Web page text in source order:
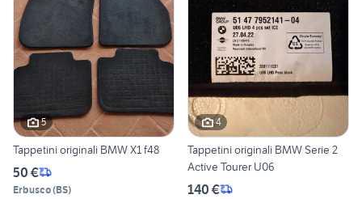
5
Tappetini originali BMW X1 f48
50 €
Erbusco(BS)
4
Tappetini originali BMW Serie 2
Active Tourer U06
140 €